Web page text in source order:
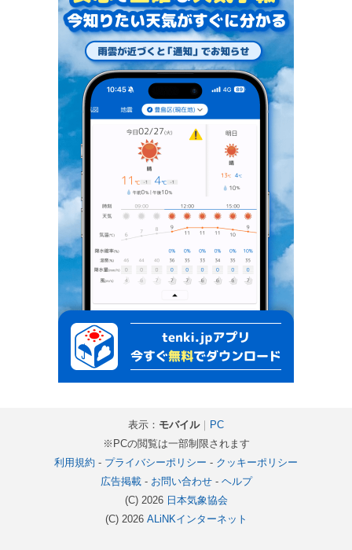
表示： モバイル｜ PC
※PCの閲覧は一部制限されます
利用規約 - プライバシーポリシー - クッキーポリシー
広告掲載- お問い合わせ- ヘルプ
(C) 2026 日本気象協会
(C) 2026 ALiNKインターネット